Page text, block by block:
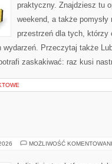
praktyczny. Znajdziesz tu
weekend, a także
przestrzeń dla tych, którzy
wydarzeń. Przeczytaj także
zaskakiwać: raz kusi
MOŻLIWOŚĆ